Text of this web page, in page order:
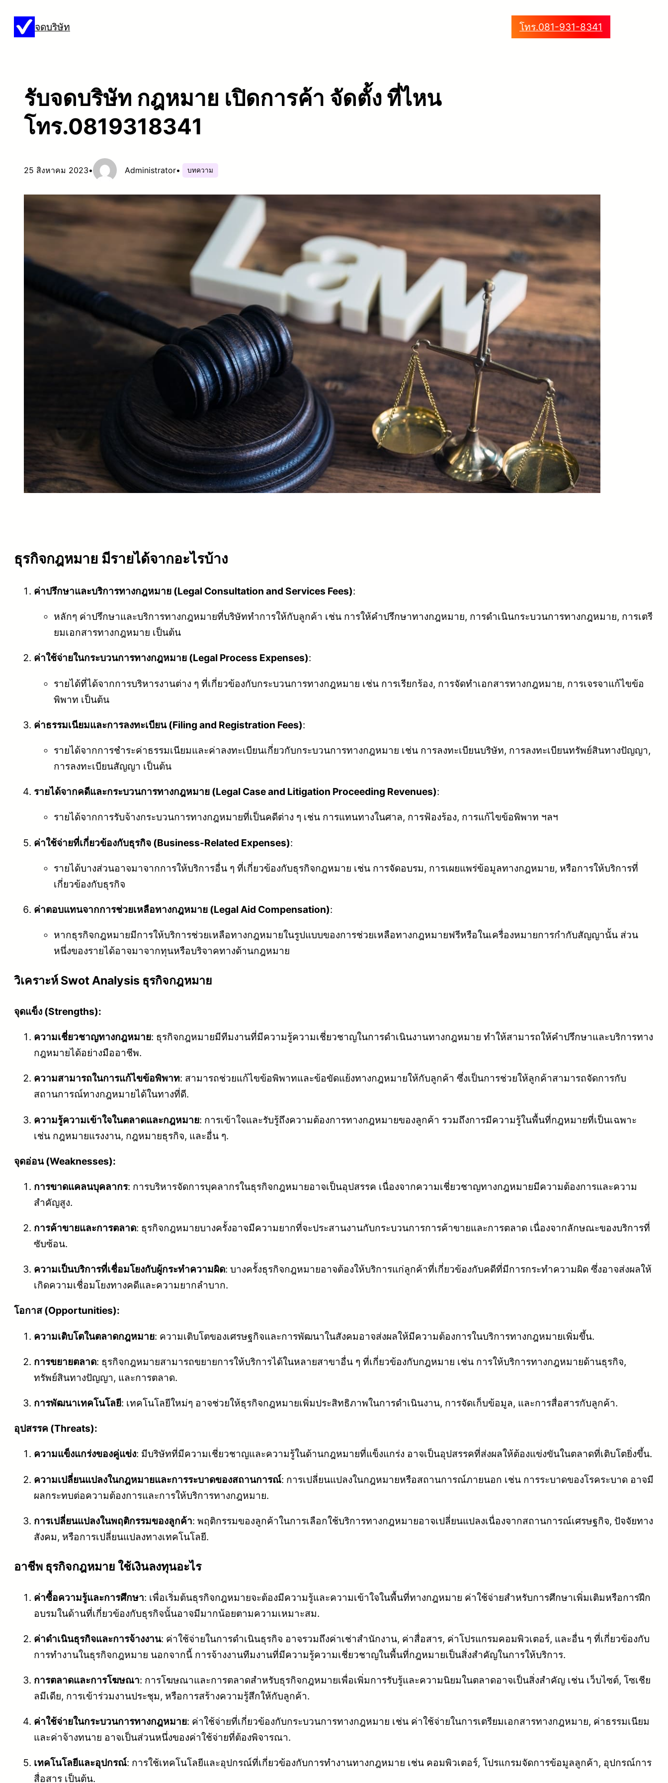
จดบริษัท โทร.081-931-8341
รับจดบริษัท กฎหมาย เปิดการค้า จัดตั้ง ที่ไหน
โทร.0819318341
25 สิงหาคม 2023• Administrator• บทความ
ธุรกิจกฎหมาย มีรายได้จากอะไรบ้าง
ค่าปรึกษาและบริการทางกฎหมาย (Legal Consultation and Services Fees):
หลักๆ ค่าปรึกษาและบริการทางกฎหมายที่บริษัททำการให้กับลูกค้า เช่น การให้คำปรึกษาทางกฎหมาย, การดำเนินกระบวนการทางกฎหมาย, การเตรี
ยมเอกสารทางกฎหมาย เป็นต้น
ค่าใช้จ่ายในกระบวนการทางกฎหมาย (Legal Process Expenses):
รายได้ที่ได้จากการบริหารงานต่าง ๆ ที่เกี่ยวข้องกับกระบวนการทางกฎหมาย เช่น การเรียกร้อง, การจัดทำเอกสารทางกฎหมาย, การเจรจาแก้ไขข้อ
พิพาท เป็นต้น
ค่าธรรมเนียมและการลงทะเบียน (Filing and Registration Fees):
รายได้จากการชำระค่าธรรมเนียมและค่าลงทะเบียนเกี่ยวกับกระบวนการทางกฎหมาย เช่น การลงทะเบียนบริษัท, การลงทะเบียนทรัพย์สินทางปัญญา,
การลงทะเบียนสัญญา เป็นต้น
รายได้จากคดีและกระบวนการทางกฎหมาย (Legal Case and Litigation Proceeding Revenues):
รายได้จากการรับจ้างกระบวนการทางกฎหมายที่เป็นคดีต่าง ๆ เช่น การแทนทางในศาล, การฟ้องร้อง, การแก้ไขข้อพิพาท ฯลฯ
ค่าใช้จ่ายที่เกี่ยวข้องกับธุรกิจ (Business-Related Expenses):
รายได้บางส่วนอาจมาจากการให้บริการอื่น ๆ ที่เกี่ยวข้องกับธุรกิจกฎหมาย เช่น การจัดอบรม, การเผยแพร่ข้อมูลทางกฎหมาย, หรือการให้บริการที่
เกี่ยวข้องกับธุรกิจ
ค่าตอบแทนจากการช่วยเหลือทางกฎหมาย (Legal Aid Compensation):
หากธุรกิจกฎหมายมีการให้บริการช่วยเหลือทางกฎหมายในรูปแบบของการช่วยเหลือทางกฎหมายฟรีหรือในเครื่องหมายการกำกับสัญญานั้น ส่วน
หนึ่งของรายได้อาจมาจากทุนหรือบริจาคทางด้านกฎหมาย
วิเคราะห์ Swot Analysis ธุรกิจกฎหมาย
จุดแข็ง (Strengths):
ความเชี่ยวชาญทางกฎหมาย: ธุรกิจกฎหมายมีทีมงานที่มีความรู้ความเชี่ยวชาญในการดำเนินงานทางกฎหมาย ทำให้สามารถให้คำปรึกษาและบริการทาง
กฎหมายได้อย่างมืออาชีพ.
ความสามารถในการแก้ไขข้อพิพาท: สามารถช่วยแก้ไขข้อพิพาทและข้อขัดแย้งทางกฎหมายให้กับลูกค้า ซึ่งเป็นการช่วยให้ลูกค้าสามารถจัดการกับ
สถานการณ์ทางกฎหมายได้ในทางที่ดี.
ความรู้ความเข้าใจในตลาดและกฎหมาย: การเข้าใจและรับรู้ถึงความต้องการทางกฎหมายของลูกค้า รวมถึงการมีความรู้ในพื้นที่กฎหมายที่เป็นเฉพาะ
เช่น กฎหมายแรงงาน, กฎหมายธุรกิจ, และอื่น ๆ.
จุดอ่อน (Weaknesses):
การขาดแคลนบุคลากร: การบริหารจัดการบุคลากรในธุรกิจกฎหมายอาจเป็นอุปสรรค เนื่องจากความเชี่ยวชาญทางกฎหมายมีความต้องการและความ
สำคัญสูง.
การค้าขายและการตลาด: ธุรกิจกฎหมายบางครั้งอาจมีความยากที่จะประสานงานกับกระบวนการการค้าขายและการตลาด เนื่องจากลักษณะของบริการที่
ซับซ้อน.
ความเป็นบริการที่เชื่อมโยงกับผู้กระทำความผิด: บางครั้งธุรกิจกฎหมายอาจต้องให้บริการแก่ลูกค้าที่เกี่ยวข้องกับคดีที่มีการกระทำความผิด ซึ่งอาจส่งผลให้
เกิดความเชื่อมโยงทางคดีและความยากลำบาก.
โอกาส (Opportunities):
ความเติบโตในตลาดกฎหมาย: ความเติบโตของเศรษฐกิจและการพัฒนาในสังคมอาจส่งผลให้มีความต้องการในบริการทางกฎหมายเพิ่มขึ้น.
การขยายตลาด: ธุรกิจกฎหมายสามารถขยายการให้บริการได้ในหลายสาขาอื่น ๆ ที่เกี่ยวข้องกับกฎหมาย เช่น การให้บริการทางกฎหมายด้านธุรกิจ,
ทรัพย์สินทางปัญญา, และการตลาด.
การพัฒนาเทคโนโลยี: เทคโนโลยีใหม่ๆ อาจช่วยให้ธุรกิจกฎหมายเพิ่มประสิทธิภาพในการดำเนินงาน, การจัดเก็บข้อมูล, และการสื่อสารกับลูกค้า.
อุปสรรค (Threats):
ความแข็งแกร่งของคู่แข่ง: มีบริษัทที่มีความเชี่ยวชาญและความรู้ในด้านกฎหมายที่แข็งแกร่ง อาจเป็นอุปสรรคที่ส่งผลให้ต้องแข่งขันในตลาดที่เติบโตยิ่งขึ้น.
ความเปลี่ยนแปลงในกฎหมายและการระบาดของสถานการณ์: การเปลี่ยนแปลงในกฎหมายหรือสถานการณ์ภายนอก เช่น การระบาดของโรคระบาด อาจมี
ผลกระทบต่อความต้องการและการให้บริการทางกฎหมาย.
การเปลี่ยนแปลงในพฤติกรรมของลูกค้า: พฤติกรรมของลูกค้าในการเลือกใช้บริการทางกฎหมายอาจเปลี่ยนแปลงเนื่องจากสถานการณ์เศรษฐกิจ, ปัจจัยทาง
สังคม, หรือการเปลี่ยนแปลงทางเทคโนโลยี.
อาชีพ ธุรกิจกฎหมาย ใช้เงินลงทุนอะไร
ค่าซื้อความรู้และการศึกษา: เพื่อเริ่มต้นธุรกิจกฎหมายจะต้องมีความรู้และความเข้าใจในพื้นที่ทางกฎหมาย ค่าใช้จ่ายสำหรับการศึกษาเพิ่มเติมหรือการฝึก
อบรมในด้านที่เกี่ยวข้องกับธุรกิจนั้นอาจมีมากน้อยตามความเหมาะสม.
ค่าดำเนินธุรกิจและการจ้างงาน: ค่าใช้จ่ายในการดำเนินธุรกิจ อาจรวมถึงค่าเช่าสำนักงาน, ค่าสื่อสาร, ค่าโปรแกรมคอมพิวเตอร์, และอื่น ๆ ที่เกี่ยวข้องกับ
การทำงานในธุรกิจกฎหมาย นอกจากนี้ การจ้างงานทีมงานที่มีความรู้ความเชี่ยวชาญในพื้นที่กฎหมายเป็นสิ่งสำคัญในการให้บริการ.
การตลาดและการโฆษณา: การโฆษณาและการตลาดสำหรับธุรกิจกฎหมายเพื่อเพิ่มการรับรู้และความนิยมในตลาดอาจเป็นสิ่งสำคัญ เช่น เว็บไซต์, โซเชีย
ลมีเดีย, การเข้าร่วมงานประชุม, หรือการสร้างความรู้สึกให้กับลูกค้า.
ค่าใช้จ่ายในกระบวนการทางกฎหมาย: ค่าใช้จ่ายที่เกี่ยวข้องกับกระบวนการทางกฎหมาย เช่น ค่าใช้จ่ายในการเตรียมเอกสารทางกฎหมาย, ค่าธรรมเนียม
และค่าจ้างทนาย อาจเป็นส่วนหนึ่งของค่าใช้จ่ายที่ต้องพิจารณา.
เทคโนโลยีและอุปกรณ์: การใช้เทคโนโลยีและอุปกรณ์ที่เกี่ยวข้องกับการทำงานทางกฎหมาย เช่น คอมพิวเตอร์, โปรแกรมจัดการข้อมูลลูกค้า, อุปกรณ์การ
สื่อสาร เป็นต้น.